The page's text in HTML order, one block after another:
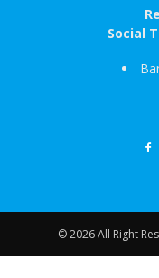
Social
© 2026 All Right